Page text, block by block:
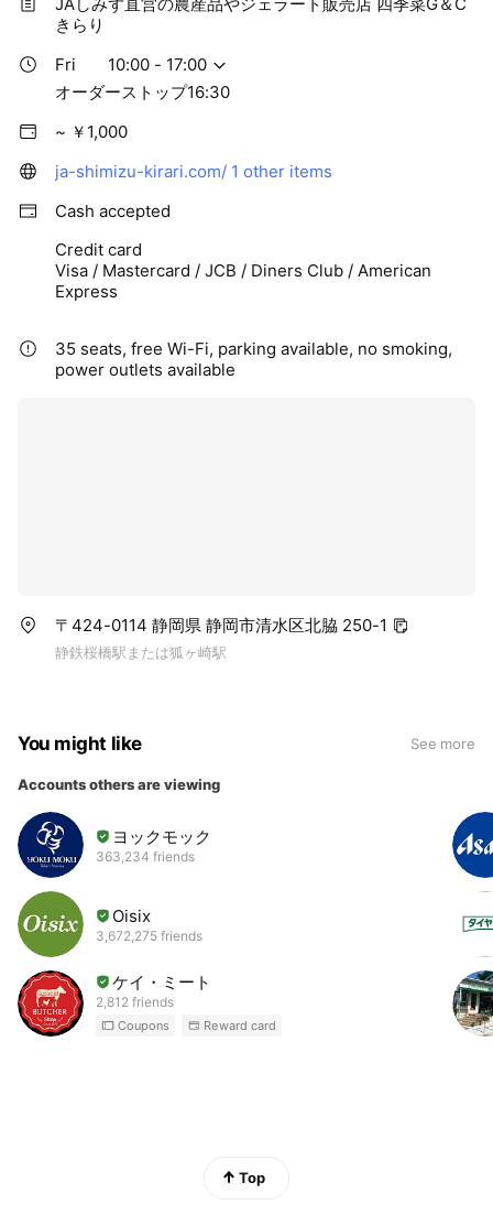
JAしみず直営の農産品やジェラート販売店 四季菜G＆C
きらり
Fri
10:00 - 17:00
オーダーストップ16:30
~ ￥1,000
ja-shimizu-kirari.com/ 1 other items
Cash accepted
Credit card
Visa / Mastercard / JCB / Diners Club / American
Express
35 seats, free Wi-Fi, parking available, no smoking,
power outlets available
〒424-0114 静岡県 静岡市清水区北脇 250-1
静鉄桜橋駅または狐ヶ崎駅
You might like See more
Accounts others are viewing
ヨックモック
363,234 friends
Oisix
3,672,275 friends
ケイ・ミート
2,812 friends
Coupons Reward card
Top